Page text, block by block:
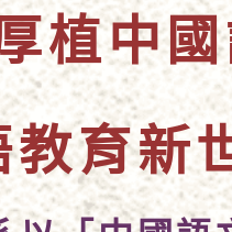
植中
教育新